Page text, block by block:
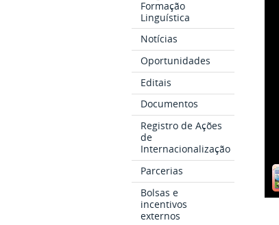
Formação
Linguística
Notícias
Oportunidades
Editais
Documentos
Registro de Ações
de
Internacionalização
Parcerias
Bolsas e
incentivos
externos